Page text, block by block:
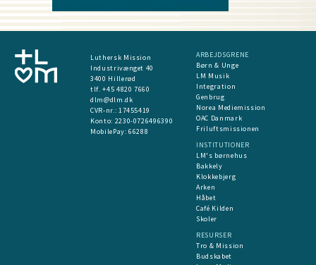
Luthersk Mission
Industrivænget 40
3400 Hillerød
tlf. +45 4820 7660
dlm@dlm.dk
CVR-nr.: 17455419
​Konto: 2230-0726496390
MobilePay:66288
ARBEJDSGRENE
Børn & Unge
LM Musik
Integration
Genbrug
Norea Mediemission
OAC Danmark
Friluftsmissionen
INSTITUTIONER
LM's børnehus
Bakkely
Klokkebjerg
Arken
Håbet
Café Kilden
Skoler
RESURSER
Tro & Mission
Budskabet